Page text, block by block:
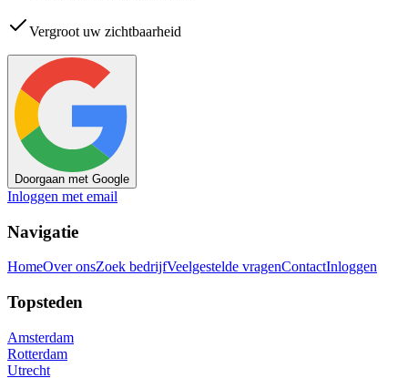
Vergroot uw zichtbaarheid
Doorgaan met Google
Inloggen met email
Navigatie
HomeOver onsZoek bedrijfVeelgestelde vragenContactInloggen
Topsteden
Amsterdam
Rotterdam
Utrecht